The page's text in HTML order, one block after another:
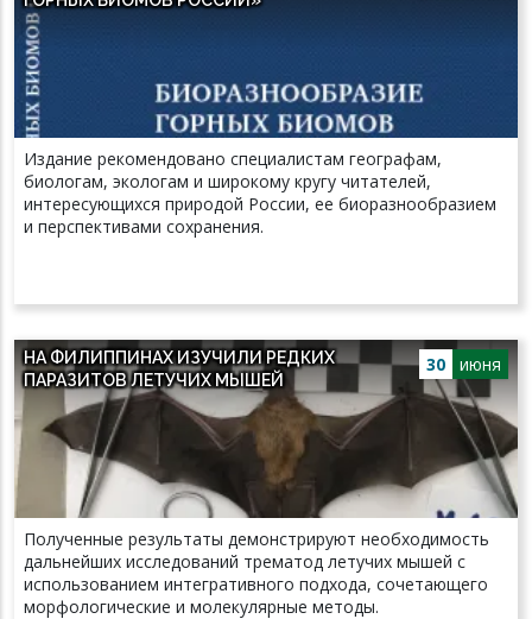
Издание рекомендовано специалистам географам,
биологам, экологам и широкому кругу читателей,
интересующихся природой России, ее биоразнообразием
и перспективами сохранения.
30 июня
НА ФИЛИППИНАХ ИЗУЧИЛИ РЕДКИХ
ПАРАЗИТОВ ЛЕТУЧИХ МЫШЕЙ
Полученные результаты демонстрируют необходимость
дальнейших исследований трематод летучих мышей с
использованием интегративного подхода, сочетающего
морфологические и молекулярные методы.